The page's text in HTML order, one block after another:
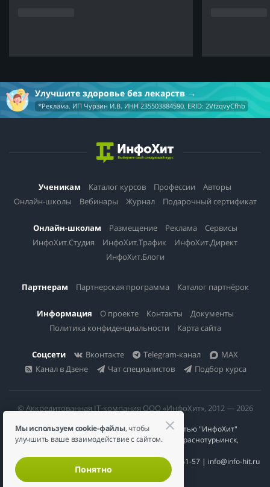
Улучшите здоровье без лекарств
*Реклама. ИП Чурзин И.В. ИНН 235503884590. ERID: 2VtzqvyCfhb
Ученикам Каталог курсов Профессии
Авторы
Онлайн-школы
Вебинары Журнал Подарочный сертификат
Онлайн-школам Размещение Реклама
Сервисы
ИнфоХит.Студия
ИнфоХит.Трафик
ИнфоХит.Директ
ИнфоХит.Блоги
Партнерам Партнерская программа Каталог партнёрок
Информация О проекте Контакты
Документы
Политика конфиденциальности
Карта сайта
Соцсети Вконтакте Telegram-канал
MAX
Канал в Дзене
Чат специалистов Подбор курса
© Аккредитованная IT-компания ООО «ИнфоХит», 2012 — 2026
Общество с ограниченной ответственностью "ИнфоХит"
624446, Россия, Свердловская область, г. Краснотурьинск,
ИНН 6617023200 | КПП 661701001 | +7 984 888-51-57 | info@info-hit.ru
Мы используем cookie-файлы, чтобы
улучшить ваше взаимодействие с сайтом.
Понятно